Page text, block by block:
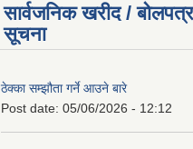
सार्वजनिक खरीद / बोलपत्र
सूचना
ठेक्का सम्झौता गर्ने आउने बारे
Post date: 05/06/2026 - 12:12